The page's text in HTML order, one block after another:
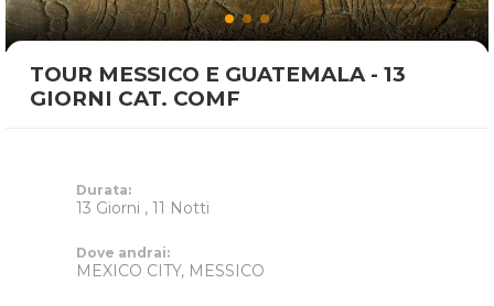
TOUR MESSICO E GUATEMALA - 13
GIORNI CAT. COMF
Durata:
13 Giorni , 11 Notti
Dove andrai:
MEXICO CITY, MESSICO